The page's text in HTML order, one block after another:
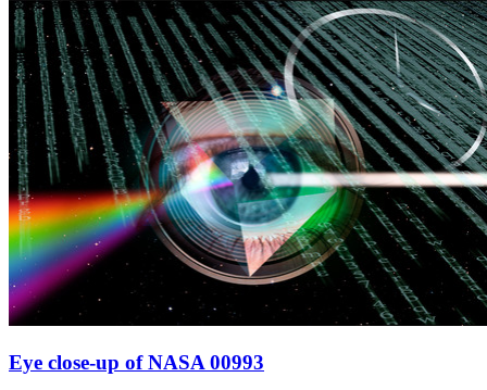
Eye close-up of NASA 00993